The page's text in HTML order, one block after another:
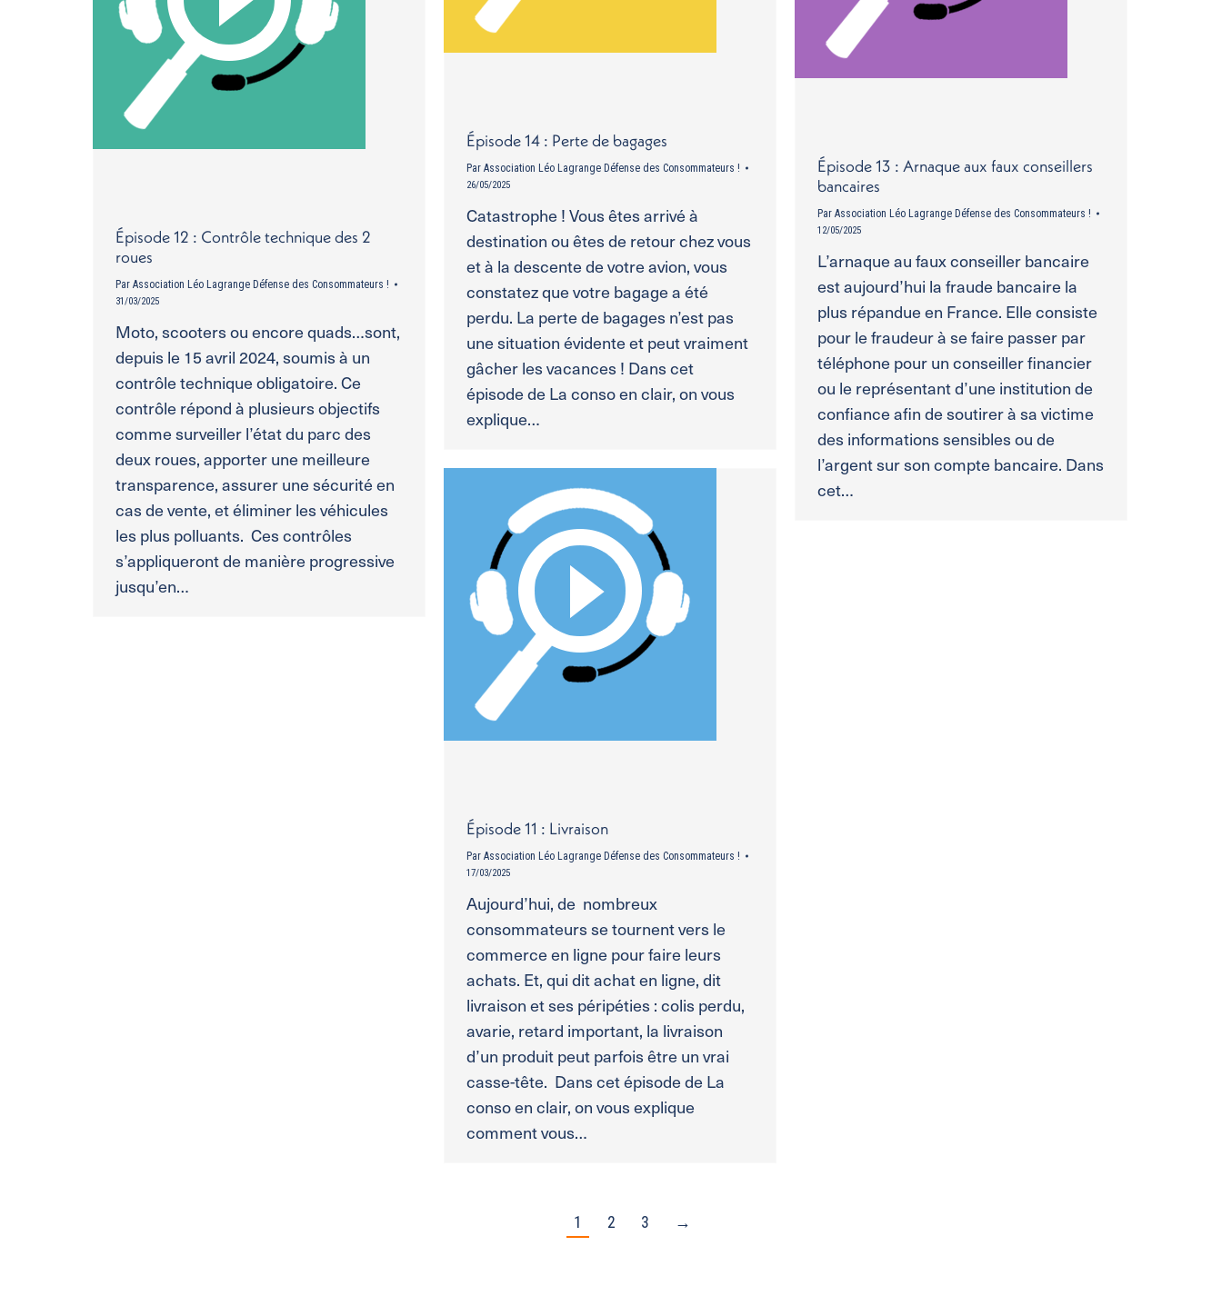
Épisode 14 : Perte de bagages
Par Association Léo Lagrange Défense des Consommateurs !
26/05/2025
Catastrophe ! Vous êtes arrivé à
destination ou êtes de retour chez vous
et à la descente de votre avion, vous
constatez que votre bagage a été
perdu. La perte de bagages n’est pas
une situation évidente et peut vraiment
gâcher les vacances ! Dans cet
épisode de La conso en clair, on vous
explique…
Épisode 13 : Arnaque aux faux conseillers
bancaires
Par Association Léo Lagrange Défense des Consommateurs !
12/05/2025
L’arnaque au faux conseiller bancaire
est aujourd’hui la fraude bancaire la
plus répandue en France. Elle consiste
pour le fraudeur à se faire passer par
téléphone pour un conseiller financier
ou le représentant d’une institution de
confiance afin de soutirer à sa victime
des informations sensibles ou de
l’argent sur son compte bancaire. Dans
cet…
Épisode 12 : Contrôle technique des 2
roues
Par Association Léo Lagrange Défense des Consommateurs !
31/03/2025
Moto, scooters ou encore quads…sont,
depuis le 15 avril 2024, soumis à un
contrôle technique obligatoire. Ce
contrôle répond à plusieurs objectifs
comme surveiller l’état du parc des
deux roues, apporter une meilleure
transparence, assurer une sécurité en
cas de vente, et éliminer les véhicules
les plus polluants. Ces contrôles
s’appliqueront de manière progressive
jusqu’en…
Épisode 11 : Livraison
Par Association Léo Lagrange Défense des Consommateurs !
17/03/2025
Aujourd’hui, de nombreux
consommateurs se tournent vers le
commerce en ligne pour faire leurs
achats. Et, qui dit achat en ligne, dit
livraison et ses péripéties : colis perdu,
avarie, retard important, la livraison
d’un produit peut parfois être un vrai
casse-tête. Dans cet épisode de La
conso en clair, on vous explique
comment vous…
1 2 3 →